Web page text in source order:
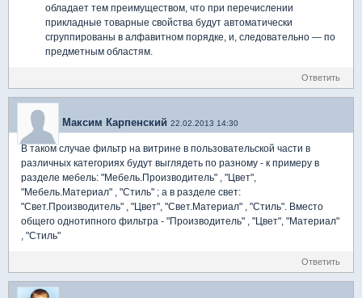
обладает тем преимуществом, что при перечислении
прикладные товарные свойства будут автоматически
сгруппированы в алфавитном порядке, и, следовательно — по
предметным областям.
Ответить
Максим Карпенский 22.02.2013 14:30
В таком случае фильтр на витрине в пользовательской части в
различных категориях будут выглядеть по разному - к примеру в
разделе мебель: "Мебель.Производитель" , "Цвет",
"Мебель.Материал" , "Стиль" ; а в разделе свет:
"Свет.Производитель" , "Цвет", "Свет.Материал" , "Стиль". Вместо
общего однотипного фильтра - "Производитель" , "Цвет", "Материал"
, "Стиль"
Ответить